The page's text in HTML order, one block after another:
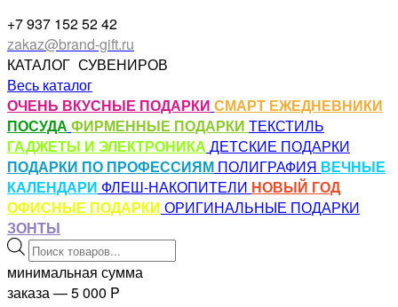
+7 937 152 52 42
zakaz@brand-gift.ru
КАТАЛОГ СУВЕНИРОВ
Весь каталог
ОЧЕНЬ ВКУСНЫЕ ПОДАРКИ СМАРТ ЕЖЕДНЕВНИКИ
ПОСУДА ФИРМЕННЫЕ ПОДАРКИ ТЕКСТИЛЬ
ГАДЖЕТЫ И ЭЛЕКТРОНИКА ДЕТСКИЕ ПОДАРКИ
ПОДАРКИ ПО ПРОФЕССИЯМ ПОЛИГРАФИЯ ВЕЧНЫЕ
КАЛЕНДАРИ ФЛЕШ-НАКОПИТЕЛИ НОВЫЙ ГОД
ОФИСНЫЕ ПОДАРКИ ОРИГИНАЛЬНЫЕ ПОДАРКИ
ЗОНТЫ
Поиск
товаров
минимальная сумма
заказа — 5 000 P